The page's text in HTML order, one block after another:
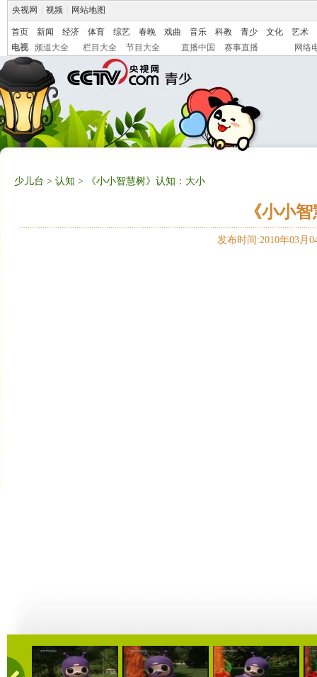
央视网 视频 网站地图
首页 新闻 经济 体育 综艺 春晚 戏曲 音乐 科教 青少 文化
艺术
电视
频道大全 栏目大全 节目大全 直播中国 赛事直播 网络
少儿台 > 认知 > 《小小智慧树》认知：大小
《小小
发布时间:2010年03月
04:09 05:23 04:57